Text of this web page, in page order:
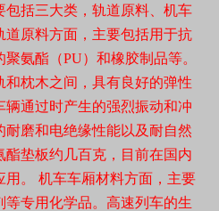
括三大类，轨道原料、机车
道原料方面，主要包括用于抗
氨酯（PU）和橡胶制品等。
枕木之间，具有良好的弹性
通过时产生的强烈振动和冲
磨和电绝缘性能以及耐自然
垫板约几百克，目前在国内
。 机车车厢材料方面，主要
专用化学品。高速列车的生